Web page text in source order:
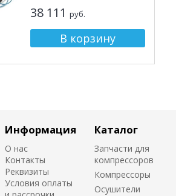
38 111 руб.
Информация
О нас
Контакты
Реквизиты
Условия оплаты
Каталог
Запчасти для
компрессоров
Компрессоры
Осушители